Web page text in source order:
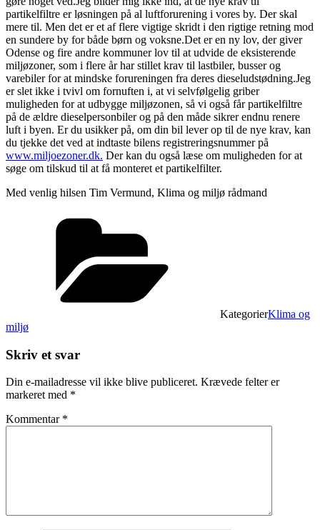
partikelfiltre er løsningen på al luftforurening i vores by. Der skal
mere til. Men det er et af flere vigtige skridt i den rigtige retning mod
en sundere by for både børn og voksne.Det er en ny lov, der giver
Odense og fire andre kommuner lov til at udvide de eksisterende
miljøzoner, som i flere år har stillet krav til lastbiler, busser og
varebiler for at mindske forureningen fra deres dieseludstødning.Jeg
er slet ikke i tvivl om fornuften i, at vi selvfølgelig griber
muligheden for at udbygge miljøzonen, så vi også får partikelfiltre
på de ældre dieselpersonbiler og på den måde sikrer endnu renere
luft i byen. Er du usikker på, om din bil lever op til de nye krav, kan
du tjekke det ved at indtaste bilens registreringsnummer på
www.miljoezoner.dk. Der kan du også læse om muligheden for at
søge om tilskud til at få monteret et partikelfilter.
Med venlig hilsen Tim Vermund, Klima og miljø rådmand
KategorierKlima og
miljø
Skriv et svar
Din e-mailadresse vil ikke blive publiceret. Krævede felter er
markeret med *
Kommentar *